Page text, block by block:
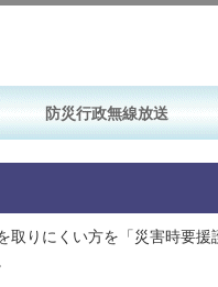
防災行政無線放送
りにくい方を「災害時要援